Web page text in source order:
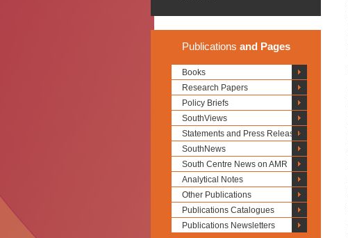
Publications and Pages
Books
Research Papers
Policy Briefs
SouthViews
Statements and Press Releases
SouthNews
South Centre News on AMR
Analytical Notes
Other Publications
Publications Catalogues
Publications Newsletters